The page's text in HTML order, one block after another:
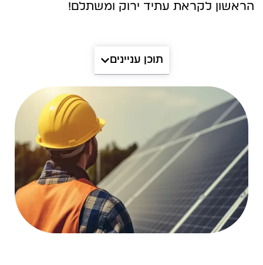
הראשון לקראת עתיד ירוק ומשתלם!
תוכן עניינים